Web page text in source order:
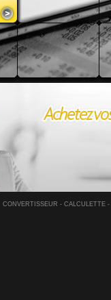
CONVERTISSEUR - CALCULETTE -